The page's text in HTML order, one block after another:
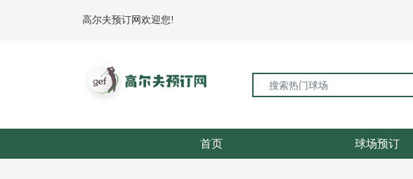
高尔夫预订网欢迎您!
首页 球场预订